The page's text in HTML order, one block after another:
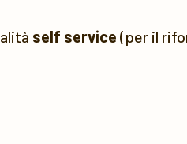
self service (per il